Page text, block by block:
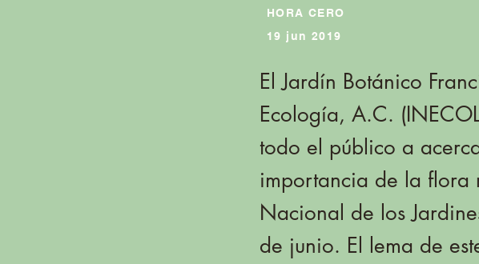
HORA CERO
19 jun 2019
El Jardín Botánico
Ecología, A.C.
todo el público a
importancia de la flora
Nacional de los
de junio. El lema de